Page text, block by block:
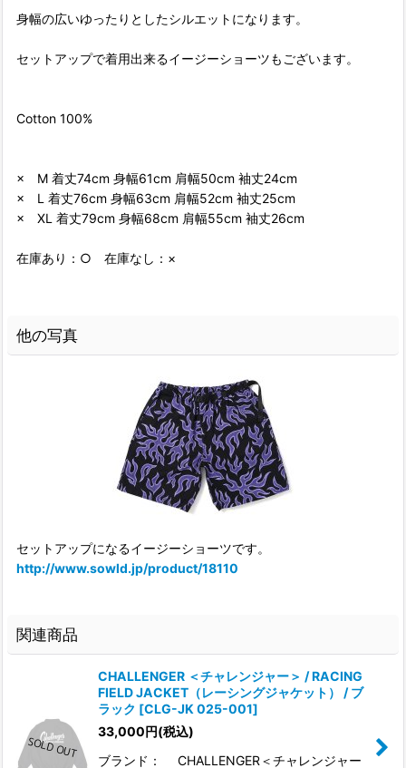
身幅の広いゆったりとしたシルエットになります。
セットアップで着用出来るイージーショーツもございます。
Cotton 100%
× M 着丈74cm 身幅61cm 肩幅50cm 袖丈24cm
× L 着丈76cm 身幅63cm 肩幅52cm 袖丈25cm
× XL 着丈79cm 身幅68cm 肩幅55cm 袖丈26cm
在庫あり：○ 在庫なし：×
他の写真
セットアップになるイージーショーツです。
http://www.sowld.jp/product/18110
関連商品
CHALLENGER ＜チャレンジャー＞ / RACING
FIELD JACKET（レーシングジャケット） / ブ
ラック [CLG-JK 025-001]
33,000円(税込)
ブランド： CHALLENGER＜チャレンジャー